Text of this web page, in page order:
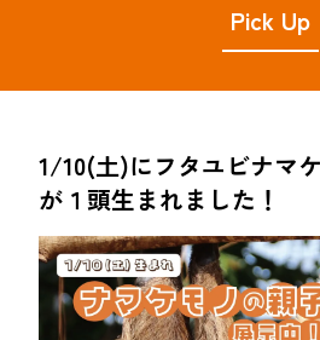
Pick Up
1/10(土)にフタユビナマ
が１頭生まれました！